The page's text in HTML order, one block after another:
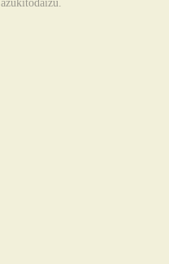
azukitodaizu.